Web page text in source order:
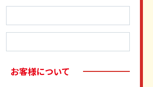
お客様について